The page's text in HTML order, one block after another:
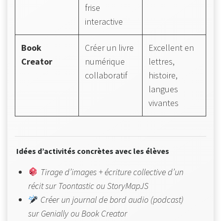
frise
interactive
Book
Creator
Créer un livre
numérique
collaboratif
Excellent en
lettres,
histoire,
langues
vivantes
Idées d’activités concrètes avec les élèves
Tirage d’images + écriture collective d’un
récit sur Toontastic ou StoryMapJS
Créer un journal de bord audio (podcast)
sur Genially ou Book Creator